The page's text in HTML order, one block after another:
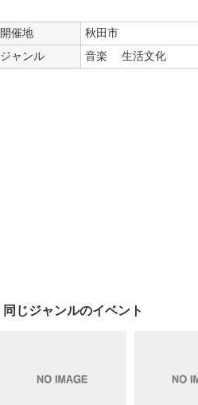
開催地
秋田市
ジャンル
音楽 生活文化
同じジャンルのイベント